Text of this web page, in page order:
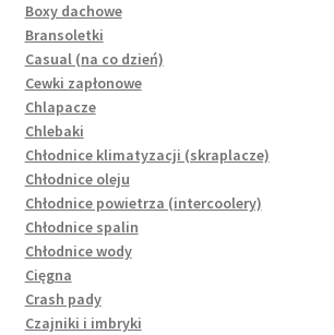
Boxy dachowe
Bransoletki
Casual (na co dzień)
Cewki zapłonowe
Chlapacze
Chlebaki
Chłodnice klimatyzacji (skraplacze)
Chłodnice oleju
Chłodnice powietrza (intercoolery)
Chłodnice spalin
Chłodnice wody
Cięgna
Crash pady
Czajniki i imbryki